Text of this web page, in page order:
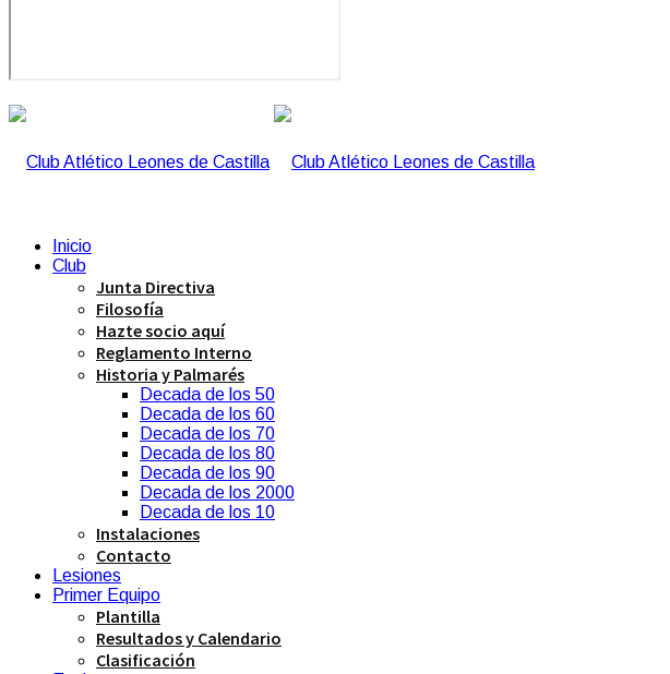
Inicio
Club
Junta Directiva
Filosofía
Hazte socio aquí
Reglamento Interno
Historia y Palmarés
Decada de los 50
Decada de los 60
Decada de los 70
Decada de los 80
Decada de los 90
Decada de los 2000
Decada de los 10
Instalaciones
Contacto
Lesiones
Primer Equipo
Plantilla
Resultados y Calendario
Clasificación